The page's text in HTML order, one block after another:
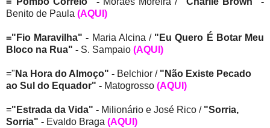
Benito de Paula (AQUI)
="Fio Maravilha" - Maria Alcina / "Eu Quero É Botar Meu
Bloco na Rua" - S. Sampaio (AQUI)
=" Na Hora do Almoço" - Belchior / "Não Existe Pecado
ao Sul do Equador" - Matogrosso (AQUI)
="Estrada da Vida" - Milionário e José Rico / "Sorria,
Sorria" - Evaldo Braga (AQUI)